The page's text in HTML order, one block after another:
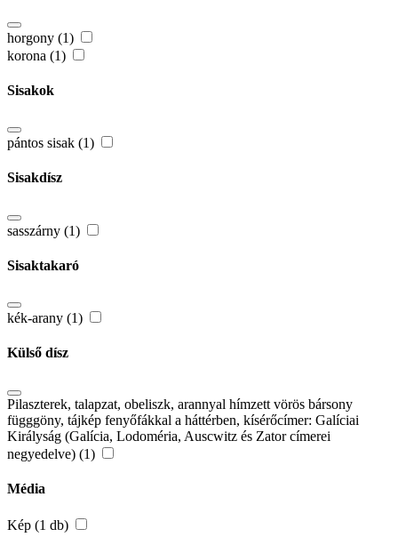
horgony (1)
korona (1)
Sisakok
pántos sisak (1)
Sisakdísz
sasszárny (1)
Sisaktakaró
kék-arany (1)
Külső dísz
Pilaszterek, talapzat, obeliszk, arannyal hímzett vörös bársony
függgöny, tájkép fenyőfákkal a háttérben, kísérőcímer: Galíciai
Királyság (Galícia, Lodoméria, Auscwitz és Zator címerei
negyedelve) (1)
Média
Kép (1 db)